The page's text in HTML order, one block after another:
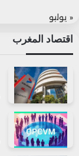
« يوليو
اقتصاد المغرب